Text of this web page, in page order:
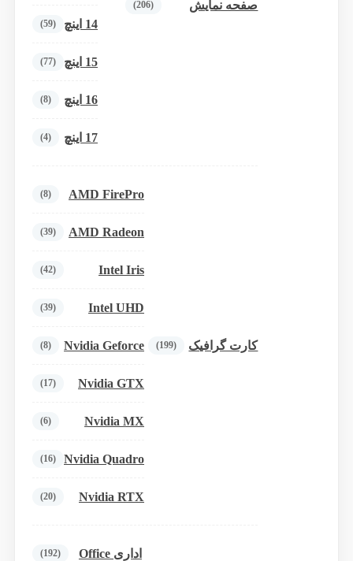
صفحه نمایش (206)
14 اینچ (59)
15 اینچ (77)
16 اینچ (8)
17 اینچ (4)
کارت گرافیک (199)
AMD FirePro
(8)
AMD Radeon
(39)
Intel Iris
(42)
Intel UHD
(39)
Nvidia Geforce
(8)
Nvidia GTX
(17)
Nvidia MX
(6)
Nvidia Quadro
(16)
Nvidia RTX
(20)
اداری Office (192)